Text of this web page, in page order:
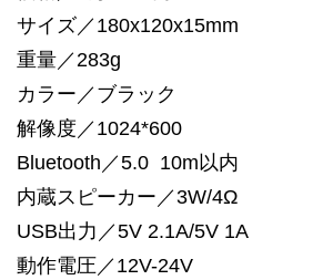
サイズ／180x120x15mm
重量／283g
カラー／ブラック
解像度／1024*600
Bluetooth／5.0 10m以内
内蔵スピーカー／3W/4Ω
USB出力／5V 2.1A/5V 1A
動作電圧／12V-24V